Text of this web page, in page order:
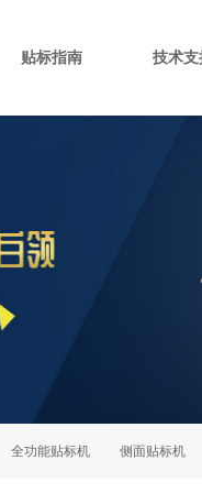
贴标指南 技术支
能贴标机 侧面贴标机